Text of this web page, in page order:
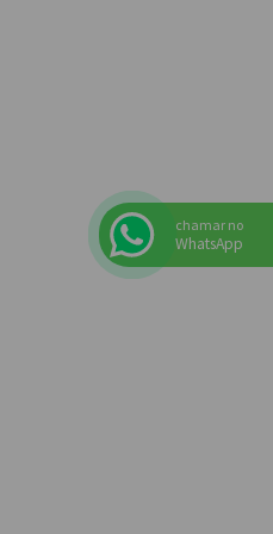
chamar no
WhatsApp